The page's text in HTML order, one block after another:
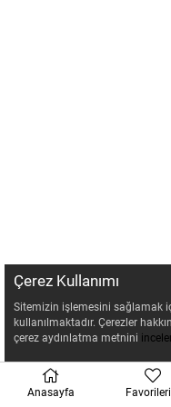
Çerez Kullanımı
Sitemizin işlemesini sağlamak
kullanılmaktadır. Çerezler
çerez aydınlatma metnini
Anasayfa